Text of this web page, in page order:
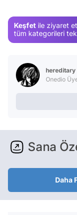
Keşfet ile ziyaret
tüm kategorileri
hereditary
Onedio
Sana
Daha